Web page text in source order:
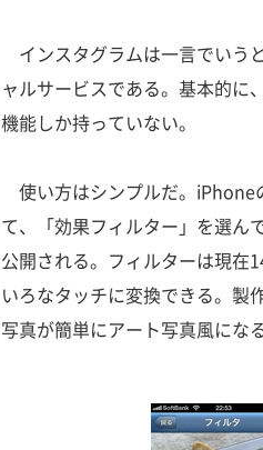
インスタグラムは一言でいう
ャルサービスである。基本的に
機能しか持っていない。
使い方はシンプルだ。iPhone
て、「効果フィルター」を選ん
公開される。フィルターは現在
いろなタッチに変換できる。製
写真が簡単にアート写真風にな